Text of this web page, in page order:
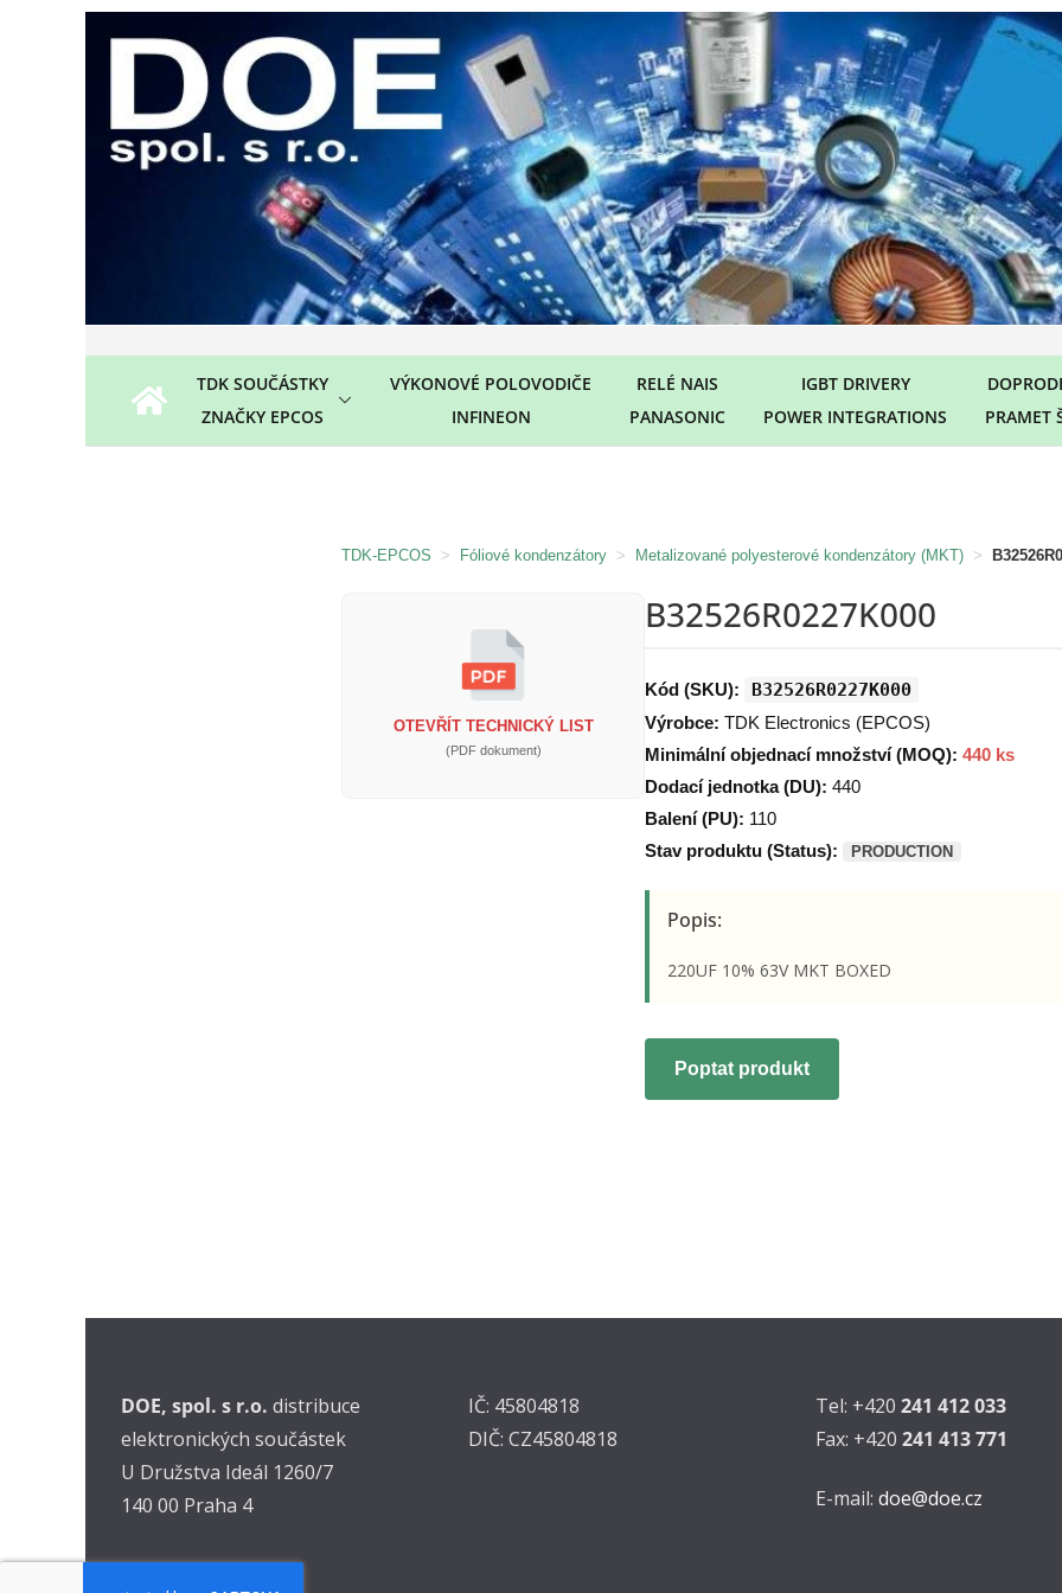
TDK SOUČÁSTKY
ZNAČKY EPCOS
VÝKONOVÉ POLOVODIČE
INFINEON
RELÉ NAIS
PANASONIC
IGBT DRIVERY
POWER INTEGRATIONS
PRAMET
TDK-EPCOS > Fóliové kondenzátory > Metalizované polyesterové kondenzátory (MKT) >
OTEVŘÍT TECHNICKÝ LIST
(PDF dokument)
B32526R0227K000
Kód (SKU): B32526R0227K000
Výrobce: TDK Electronics (EPCOS)
Minimální objednací množství (MOQ): 440 ks
Dodací jednotka (DU): 440
Balení (PU): 110
Stav produktu (Status):
PRODUCTION
Popis:
220UF 10% 63V MKT BOXED
Poptat produkt
DOE, spol. s r.o. distribuce
elektronických součástek
U Družstva Ideál 1260/7
140 00 Praha 4
IČ: 45804818
DIČ: CZ45804818
Tel: +420 241 412 033
Fax: +420 241 413 771
E-mail: doe@doe.cz